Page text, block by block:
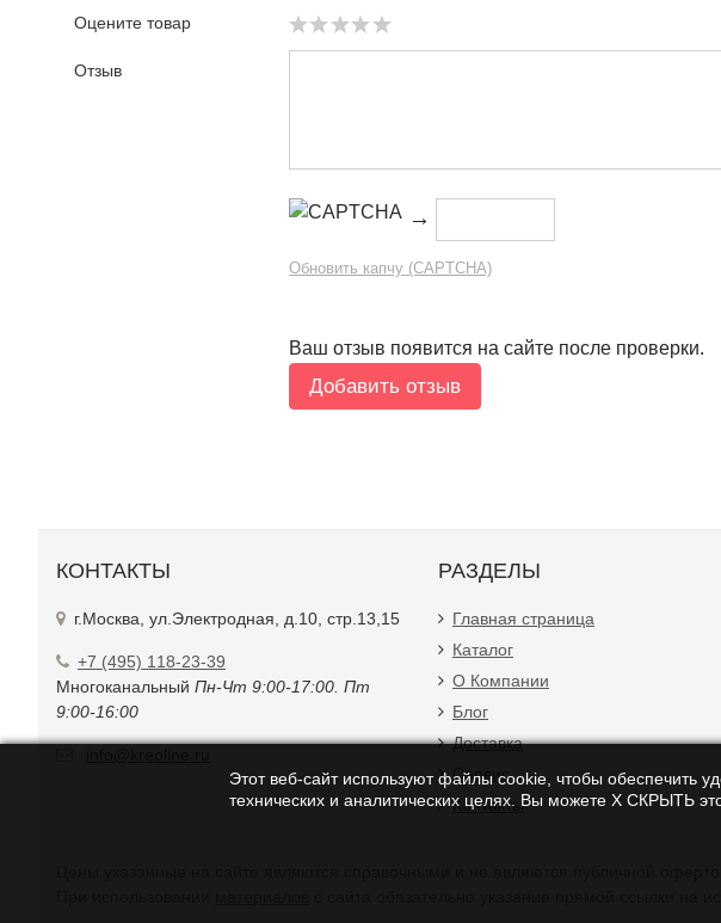
Оцените товар
Отзыв
→
Обновить капчу (CAPTCHA)
Ваш отзыв появится на сайте после проверки.
КОНТАКТЫ
г.Москва, ул.Электродная, д.10, стр.13,15
+7 (495) 118-23-39
Многоканальный Пн-Чт 9:00-17:00. Пт
9:00-16:00
РАЗДЕЛЫ
Главная страница
Каталог
О Компании
Блог
Доставка
Сервис
Контакты
Этот веб-сайт используют файлы cookie, чтобы обеспечить
технических и аналитических целях. Вы можете Х СКРЫТЬ